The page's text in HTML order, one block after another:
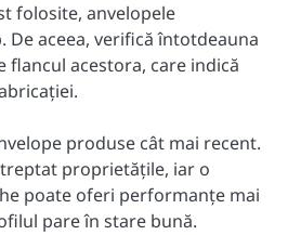
folosite, anvelopele
De aceea, verifică întotdeauna
flancul acestora, care indică
produse cât mai recent.
proprietățile, iar o
poate oferi performanțe mai
pare în stare bună.